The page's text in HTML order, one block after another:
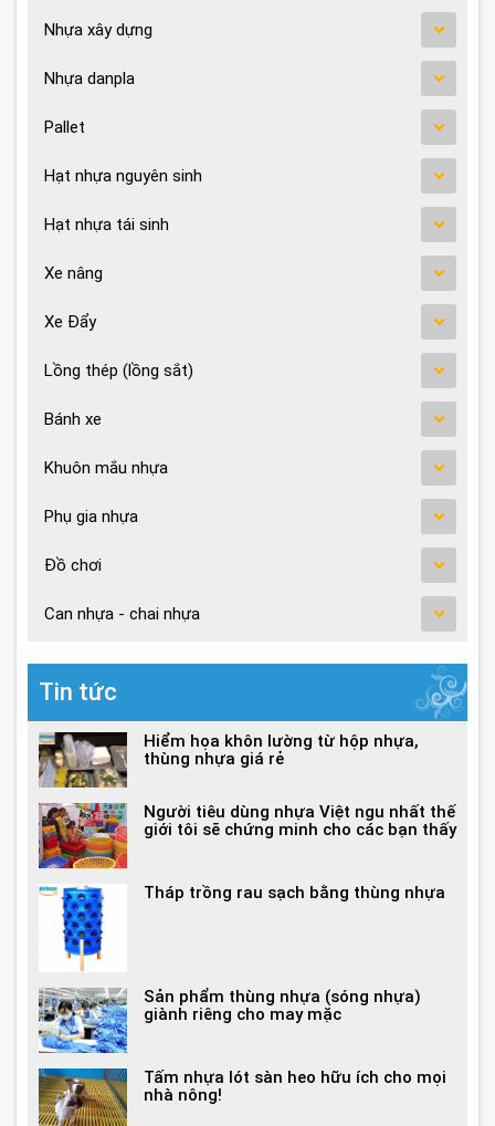
Nhựa xây dựng
Nhựa danpla
Pallet
Hạt nhựa nguyên sinh
Hạt nhựa tái sinh
Xe nâng
Xe Đẩy
Lồng thép (lồng sắt)
Bánh xe
Khuôn mắu nhựa
Phụ gia nhựa
Đồ chơi
Can nhựa - chai nhựa
Tin tức
Hiểm họa khôn lường từ hộp nhựa,
thùng nhựa giá rẻ
Người tiêu dùng nhựa Việt ngu nhất thế
giới tôi sẽ chứng minh cho các bạn thấy
Tháp trồng rau sạch bằng thùng nhựa
Sản phẩm thùng nhựa (sóng nhựa)
giành riêng cho may mặc
Tấm nhựa lót sàn heo hữu ích cho mọi
nhà nông!